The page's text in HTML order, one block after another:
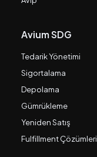
Avium SDG
Tedarik Yönetimi
Sigortalama
Depolama
Gümrükleme
Yeniden Satış
Fulfillment Çözümleri